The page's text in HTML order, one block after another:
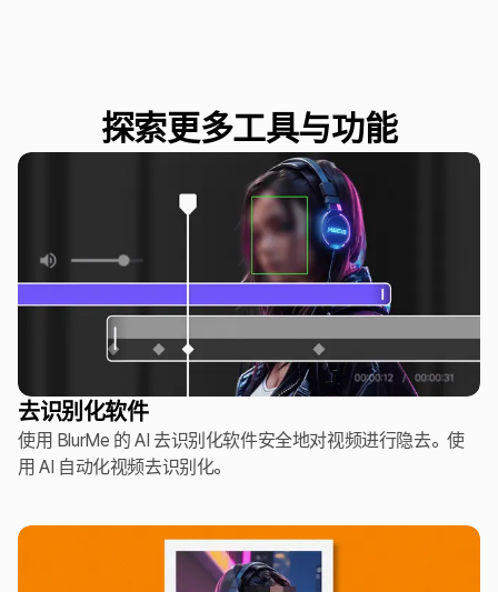
探索更多工具与功能
去识别化软件
使用 BlurMe 的 AI 去识别化软件安全地对视频进行隐去。使
用 AI 自动化视频去识别化。